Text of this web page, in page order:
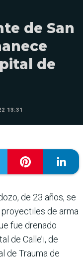
de San
de
13:31
de 23 años, se
de arma
fue drenado
de Calle’i, de
de Trauma de